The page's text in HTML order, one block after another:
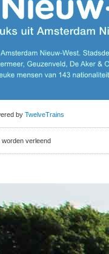
by TwelveTrains
worden verleend